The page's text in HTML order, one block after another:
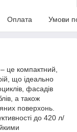
Оплата Умови
це компактний,
що ідеально
фасадів
а також
поверхонь.
до 420 л/